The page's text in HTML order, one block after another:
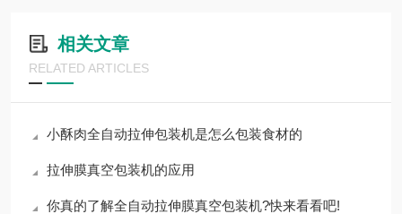
相关文章
RELATED ARTICLES
小酥肉全自动拉伸包装机是怎么包装食材的
拉伸膜真空包装机的应用
你真的了解全自动拉伸膜真空包装机?快来看看吧!